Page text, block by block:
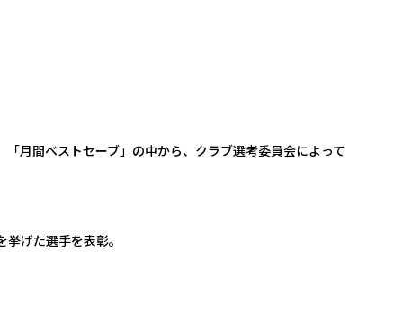
月間ベストセーブ」の中から、クラブ選考委員会によって
げた選手を表彰。